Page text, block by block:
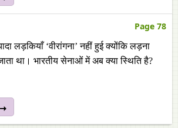
Page 78
लड़कियाँ ‘वीरांगना’ नहीं हुई क्योंकि लड़ना
था। भारतीय सेनाओं में अब क्या स्थिति है?